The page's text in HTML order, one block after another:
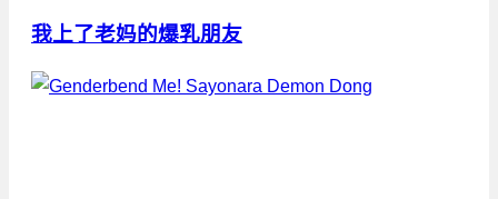
我上了老妈的爆乳朋友